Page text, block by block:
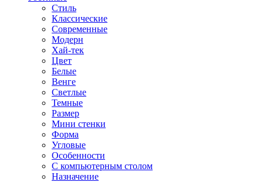
Стиль
Классические
Современные
Модерн
Хай-тек
Цвет
Белые
Венге
Светлые
Темные
Размер
Мини стенки
Форма
Угловые
Особенности
С компьютерным столом
Назначение